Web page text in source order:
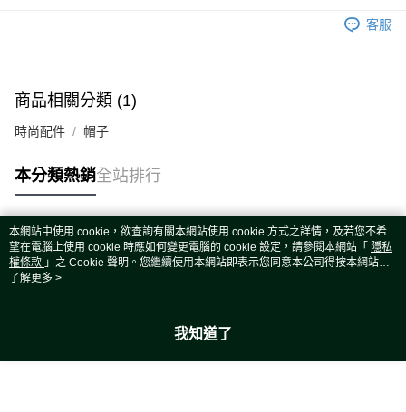
宅配(外島)
每筆NT$120，滿NT$5,000(含以上)免運費
客服
商品相關分類 (1)
時尚配件 帽子
本分類熱銷全站排行
熱門標籤
本網站中使用 cookie，欲查詢有關本網站使用 cookie 方式之詳情，及若您不希
望在電腦上使用 cookie 時應如何變更電腦的 cookie 設定，請參閱本網站「 隱私
權條款 」之 Cookie 聲明。您繼續使用本網站即表示您同意本公司得按本網站使
用條款之 Cookie 聲明使用 cookie。
了解更多 >
我知道了